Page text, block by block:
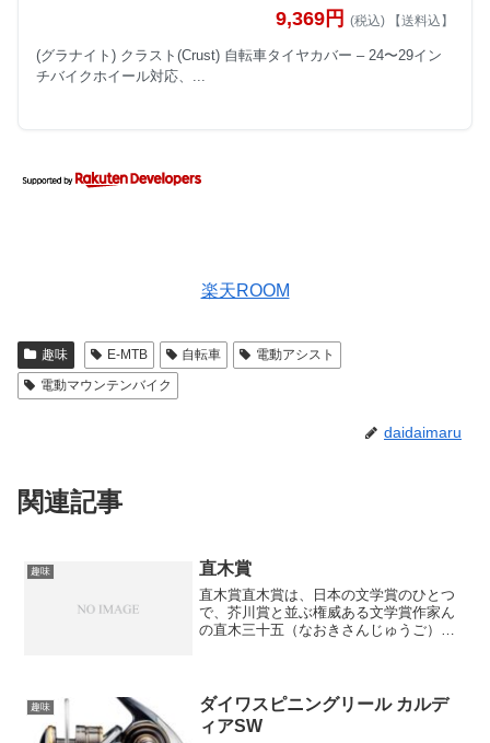
9,369円 (税込) 【送料込】
(グラナイト) クラスト(Crust) 自転車タイヤカバー – 24〜29イン
チバイクホイール対応、...
楽天ROOM
趣味 E-MTB 自転車
電動アシスト
電動マウンテンバイク
daidaimaru
関連記事
趣味 直木賞
直木賞直木賞は、日本の文学賞のひとつ
で、芥川賞と並ぶ権威ある文学賞作家ん
の直木三十五（なおきさんじゅうご）の
広島市への原子爆弾投下後...
趣味
ダイワスピニングリール カルデ
ィアSW